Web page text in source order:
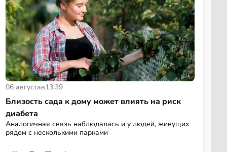
06 августав13:39
Близость сада к дому может влиять на риск
диабета
Аналогичная связь наблюдалась и у людей, живущих
рядом с несколькими парками